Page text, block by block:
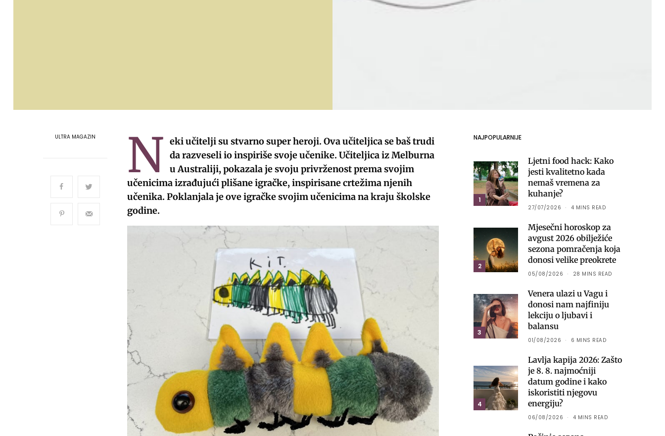
ULTRA MAGAZIN N eki učitelji su stvarno super heroji. Ova učiteljica se baš trudi
da razveseli io inspiriše svoje učenike. Učiteljica iz Melburna
u Australiji, pokazala je svoju privrženost prema svojim
učenicima izrađujući plišane igračke, inspirisane crtežima njenih
učenika. Poklanjala je ove igračke svojim učenicima na kraju školske
godine.
NAJPOPULARNIJE
1
Ljetni food hack: Kako
jesti kvalitetno kada
nemaš vremena za
kuhanje?
27/07/2026 4 MINS READ
2
Mjesečni horoskop za
avgust 2026 obilježiće
sezona pomračenja koja
donosi velike preokrete
05/08/2026 28 MINS READ
3
Venera ulazi u Vagu i
donosi nam najfiniju
lekciju o ljubavi i
balansu
01/08/2026 6 MINS READ
4
Lavlja kapija 2026: Zašto
je 8. 8. najmoćniji
datum godine i kako
iskoristiti njegovu
energiju?
06/08/2026 4 MINS READ